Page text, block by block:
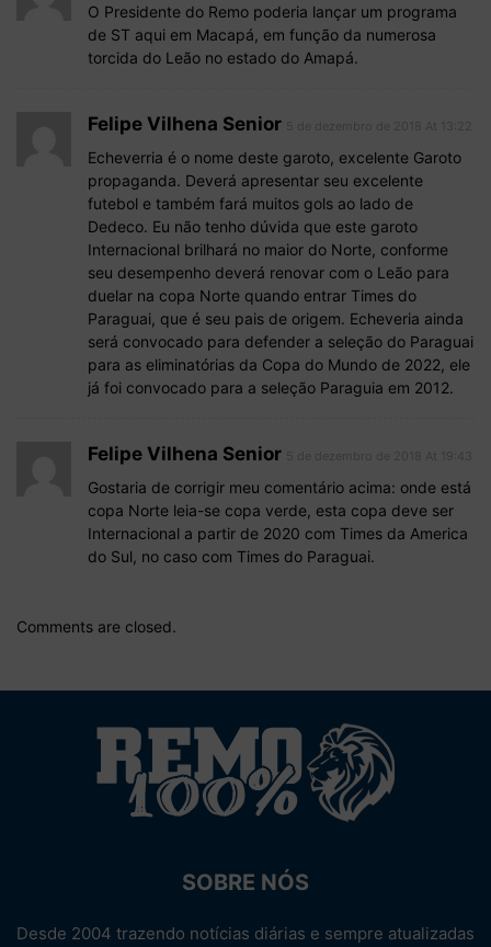
O Presidente do Remo poderia lançar um programa
de ST aqui em Macapá, em função da numerosa
torcida do Leão no estado do Amapá.
Felipe Vilhena Senior
Echeverria é o nome deste garoto, excelente Garoto
propaganda. Deverá apresentar seu excelente
futebol e também fará muitos gols ao lado de
Dedeco. Eu não tenho dúvida que este garoto
Internacional brilhará no maior do Norte, conforme
seu desempenho deverá renovar com o Leão para
duelar na copa Norte quando entrar Times do
Paraguai, que é seu pais de origem. Echeveria ainda
será convocado para defender a seleção do Paraguai
para as eliminatórias da Copa do Mundo de 2022, ele
já foi convocado para a seleção Paraguia em 2012.
Felipe Vilhena Senior
Gostaria de corrigir meu comentário acima: onde está
copa Norte leia-se copa verde, esta copa deve ser
Internacional a partir de 2020 com Times da America
do Sul, no caso com Times do Paraguai.
Comments are closed.
SOBRE NÓS
Desde 2004 trazendo notícias diárias e sempre atualizadas